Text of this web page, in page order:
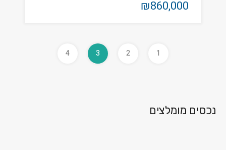
₪860,000
1
2
3
4
נכסים מומלצים